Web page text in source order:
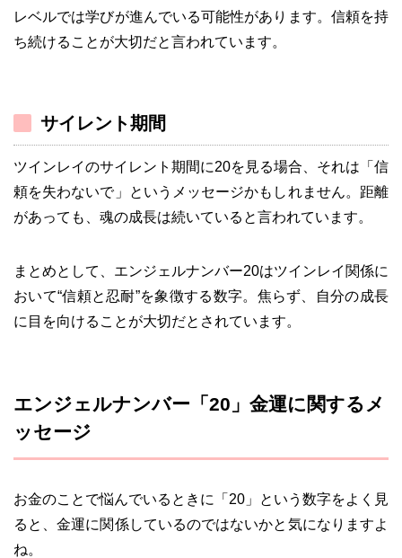
レベルでは学びが進んでいる可能性があります。信頼を持
ち続けることが大切だと言われています。
サイレント期間
ツインレイのサイレント期間に20を見る場合、それは「信
頼を失わないで」というメッセージかもしれません。距離
があっても、魂の成長は続いていると言われています。
まとめとして、エンジェルナンバー20はツインレイ関係に
おいて“信頼と忍耐”を象徴する数字。焦らず、自分の成長
に目を向けることが大切だとされています。
エンジェルナンバー「20」金運に関するメ
ッセージ
お金のことで悩んでいるときに「20」という数字をよく見
ると、金運に関係しているのではないかと気になりますよ
ね。